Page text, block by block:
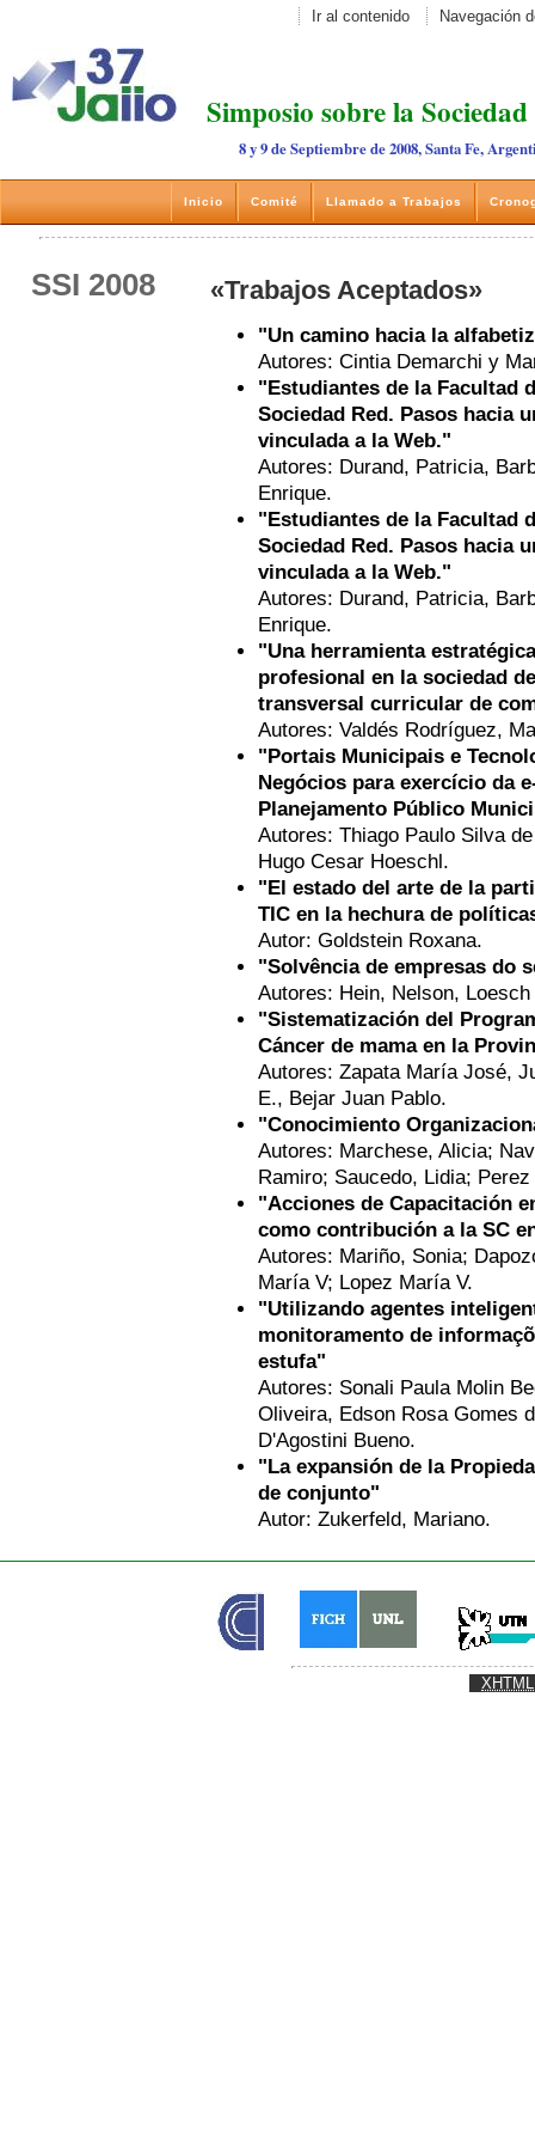
Ir al contenido Navegación
Simposio sobre la
8 y 9 de Septiembre de 2008, Santa Fe,
Inicio Comité Llamado a Trabajos
SSI 2008 «Trabajos Aceptados»
"Un camino hacia la
Autores: Cintia Demarchi y
"Estudiantes de la Facultad
Sociedad Red. Pasos hacia
vinculada a la Web."
Autores: Durand, Patricia,
Enrique.
"Estudiantes de la Facultad
Sociedad Red. Pasos hacia
vinculada a la Web."
Autores: Durand, Patricia,
Enrique.
"Una herramienta
profesional en la sociedad
transversal curricular de
Autores: Valdés Rodríguez,
"Portais Municipais e
Negócios para exercício da
Planejamento Público
Autores: Thiago Paulo Silva
Hugo Cesar Hoeschl.
"El estado del arte de la
TIC en la hechura de
Autor: Goldstein Roxana.
"Solvência de empresas do
Autores: Hein, Nelson,
"Sistematización del
Cáncer de mama en la
Autores: Zapata María José,
E., Bejar Juan Pablo.
"Conocimiento
Autores: Marchese, Alicia;
Ramiro; Saucedo, Lidia;
"Acciones de Capacitación
como contribución a la SC
Autores: Mariño, Sonia;
María V; Lopez María V.
"Utilizando agentes
monitoramento de
estufa"
Autores: Sonali Paula Molin
Oliveira, Edson Rosa Gomes
D'Agostini Bueno.
"La expansión de la
de conjunto"
Autor: Zukerfeld, Mariano.
XHTML